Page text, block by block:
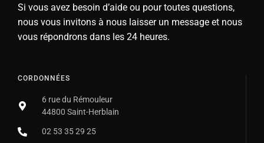
Si vous avez besoin d’aide ou pour toutes questions,
nous vous invitons à nous laisser un message et nous
vous répondrons dans les 24 heures.
CORDONNÉES
6 rue du Rémouleur
44800 Saint-Herblain
02 53 35 29 25